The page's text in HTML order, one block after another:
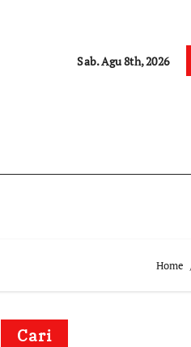
Sab. Agu 8th, 2026
Home
Cari